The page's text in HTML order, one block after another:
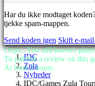
RO
RU
SR
TH
TR
UK
VI
Har du ikke modtaget
tjekke spam-mappen.
Send koden igen Skift e-
IDC
Zula
Nyheder
IDC/Games Zula
Oops...You still haven't
To publish a review on this
At least 2 hours.